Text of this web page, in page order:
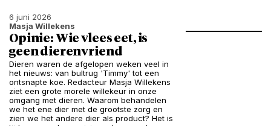
6 juni 2026
Masja Willekens
Opinie: Wie vlees eet, is
geen dierenvriend
Dieren waren de afgelopen weken veel in
het nieuws: van bultrug 'Timmy' tot een
ontsnapte koe. Redacteur Masja Willekens
ziet een grote morele willekeur in onze
omgang met dieren. Waarom behandelen
we het ene dier met de grootste zorg en
zien we het andere dier als product? Het is